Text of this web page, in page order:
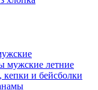
мужские летние
и бейсболки